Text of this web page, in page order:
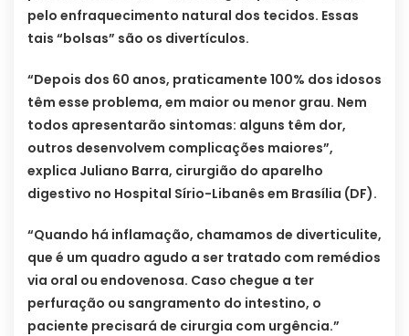
pelo enfraquecimento natural dos tecidos. Essas
tais “bolsas” são os divertículos.
“Depois dos 60 anos, praticamente 100% dos idosos
têm esse problema, em maior ou menor grau. Nem
todos apresentarão sintomas: alguns têm dor,
outros desenvolvem complicações maiores”,
explica Juliano Barra, cirurgião do aparelho
digestivo no Hospital Sírio-Libanês em Brasília (DF).
“Quando há inflamação, chamamos de diverticulite,
que é um quadro agudo a ser tratado com remédios
via oral ou endovenosa. Caso chegue a ter
perfuração ou sangramento do intestino, o
paciente precisará de cirurgia com urgência.”